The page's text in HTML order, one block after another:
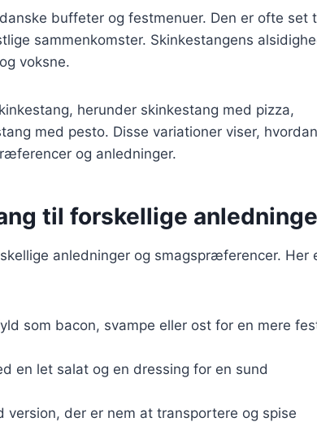
buffeter og festmenuer. Den er ofte set
sammenkomster. Skinkestangens
voksne.
herunder skinkestang med pizza,
med pesto. Disse variationer viser, hvordan
og anledninger.
til forskellige
anledninger og smagspræferencer. Her
som bacon, svampe eller ost for en mere
en let salat og en dressing for en sund
version, der er nem at transportere og spise